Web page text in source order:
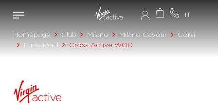
Homepage Club Milano Milano Cavour
Corsi
Functional
Cross Active WOD